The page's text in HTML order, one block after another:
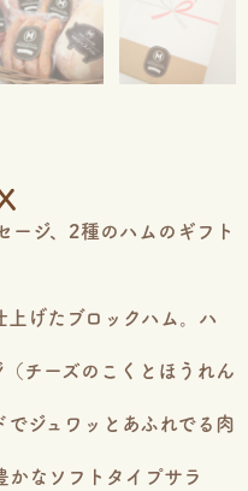
ージ、2種のハムのギフト
げたブロックハム。ハ
チーズのこくとほうれん
ジュワッとあふれでる肉
なソフトタイプサラ